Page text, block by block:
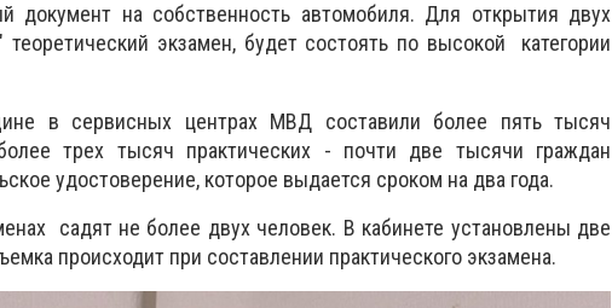
документ на собственность автомобиля. Для открытия двух
экзамен, будет состоять по высокой категории
в сервисных центрах МВД составили более пять тысяч
трех тысяч практических - почти две тысячи граждан
удостоверение, которое выдается сроком на два года.
садят не более двух человек. В кабинете установлены две
происходит при составлении практического экзамена.